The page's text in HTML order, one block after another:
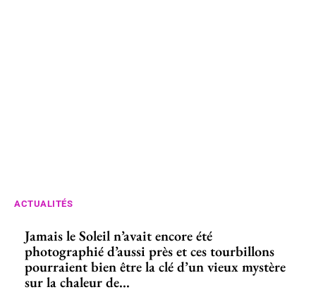
ACTUALITÉS
Jamais le Soleil n’avait encore été
photographié d’aussi près et ces tourbillons
pourraient bien être la clé d’un vieux mystère
sur la chaleur de...